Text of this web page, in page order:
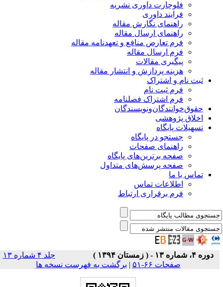
فلوچارت داوری نشریه
فرایند داوری
راهنمای نگارش مقاله
راهنمای ارسال مقاله
فرم تعارض منافع و تعهدنامه مقاله
فرم ارسال مقاله
پیگیری مقالات
هزینه پردازش و انتشار مقاله
ثبت نام و اشتراک
فرم ثبت نام
فرم اشتراک فصلنامه
حقوق‌خوانندگان‌و‌نویسندگان
اخلاق پژوهشی
تسهیلات پایگاه
جستجو در پایگاه
راهنمای صفحات
صفحه برترین‌های پایگاه
صفحه پرسش‌های متداول
تماس با ما
اطلاعات تماس
فرم برقراری ارتباط
دوره ۴، شماره ۱۳ - ( زمستان ۱۳۹۴ )
جلد ۴ شماره ۱۳
صفحات ۶۶-۵۱
|برگشت به فهرست نسخه ها